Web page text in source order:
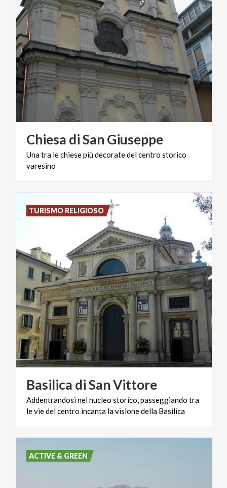
Chiesa diSan Giuseppe
Unatra lechiesepiùdecoratedelcentro storico
varesino
Basilica diSanVittore
Addentrandosinelnucleo storico,passeggiando tra
leviedelcentro incanta lavisionedella Basilica
TURISMO RELIGIOSO
ACTIVE & GREEN